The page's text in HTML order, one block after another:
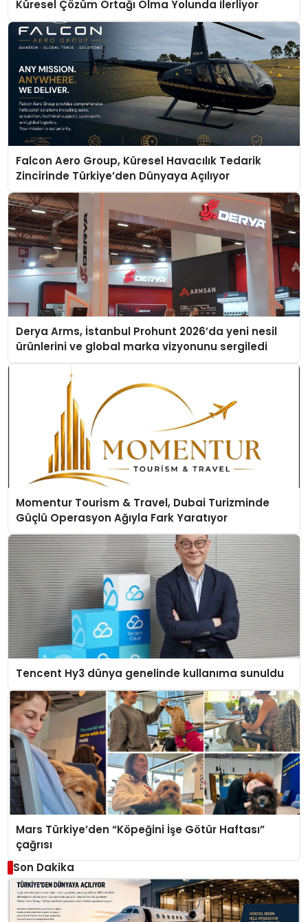
Küresel Çözüm Ortağı Olma Yolunda İlerliyor
Falcon Aero Group, Küresel Havacılık Tedarik
Zincirinde Türkiye’den Dünyaya Açılıyor
Derya Arms, İstanbul Prohunt 2026’da yeni nesil
ürünlerini ve global marka vizyonunu sergiledi
Momentur Tourism & Travel, Dubai Turizminde
Güçlü Operasyon Ağıyla Fark Yaratıyor
Tencent Hy3 dünya genelinde kullanıma sunuldu
Mars Türkiye’den “Köpeğini İşe Götür Haftası”
çağrısı
Son Dakika